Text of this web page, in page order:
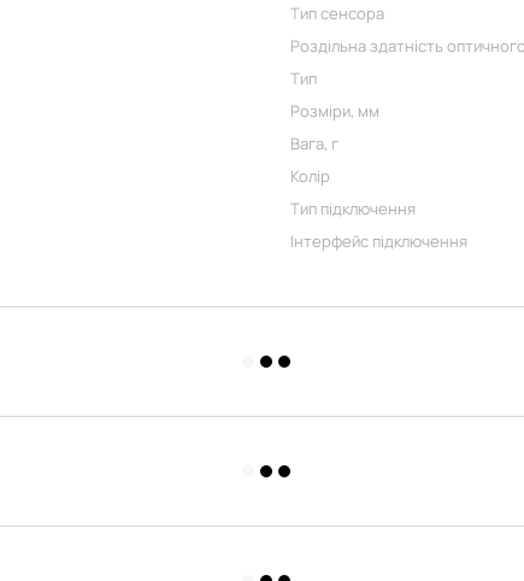
Тип сенсора
Роздільна здатність
Тип
Розміри, мм
Вага, г
Колір
Тип підключення
Інтерфейс підключення